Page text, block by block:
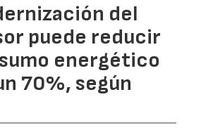
del
puede reducir
energético
70%, según